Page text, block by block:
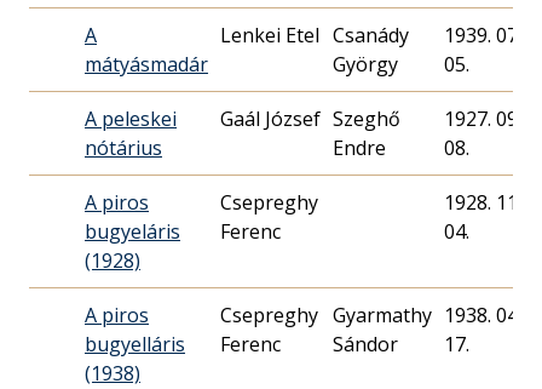
A
mátyásmadár
Lenkei Etel Csanády
György
1939. 07.
05.
A peleskei
nótárius
Gaál József Szeghő
Endre
1927. 09.
08.
A piros
bugyeláris
(1928)
Csepreghy
Ferenc
1928. 11.
04.
A piros
bugyelláris
(1938)
Csepreghy
Ferenc
Gyarmathy
Sándor
1938. 04.
17.